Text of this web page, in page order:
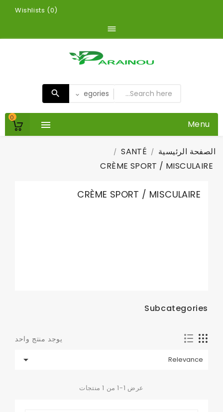
Wishlists (0)

0
 Menu
الصفحة الرئيسية
SANTÉ
CRÈME SPORT / MISCULAIRE
CRÈME SPORT / MISCULAIRE
Subcategories
يوجد منتج واحد
Relevance

عرض 1-1 من 1 منتجات